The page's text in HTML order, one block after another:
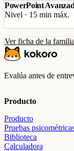
PowerPoint
Nivel · 15 min máx.
Ver ficha de la familia
Evalúa antes de
Producto
Producto
Pruebas
Biblioteca
Calculadora